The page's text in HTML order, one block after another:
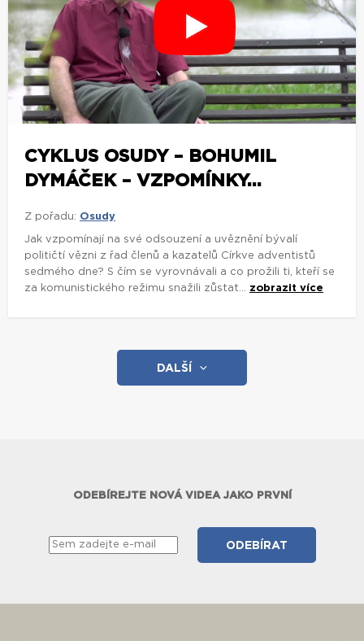
CYKLUS OSUDY – BOHUMIL
DYMÁČEK – VZPOMÍNKY...
Z pořadu: Osudy
Jak vzpomínají na své odsouzení a uvěznění bývalí
političtí vězni z řad členů a kazatelů Církve adventistů
sedmého dne? S čím se vyrovnávali a co prožili ti, kteří se
za komunistického režimu snažili zůstat... zobrazit více
DALŠÍ
ODEBÍREJTE NOVÁ VIDEA JAKO PRVNÍ